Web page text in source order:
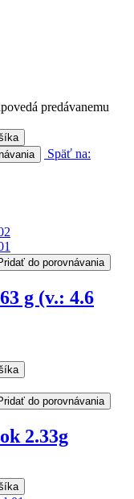
predávanemu
Späť na:
do porovnávania
g (v.: 4.6
do porovnávania
2.33g